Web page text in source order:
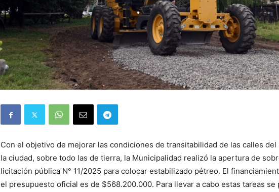
Con el objetivo de mejorar las condiciones de transitabilidad de las calles
la ciudad, sobre todo las de tierra, la Municipalidad realizó la apertura de
licitación pública N° 11/2025 para colocar estabilizado pétreo. El
el presupuesto oficial es de $568.200.000. Para llevar a cabo estas tareas